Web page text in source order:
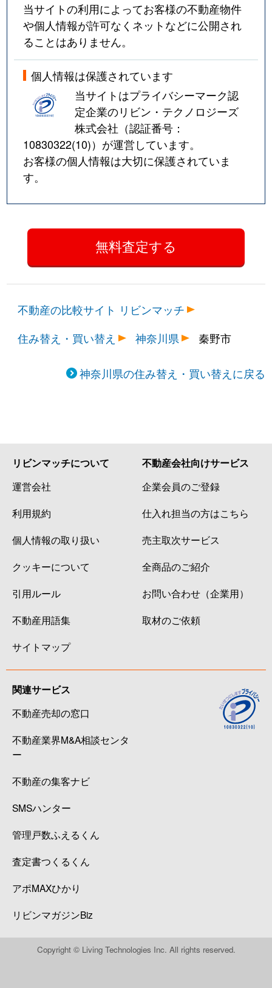
当サイトの利用によってお客様の不動産物件
や個人情報が許可なくネットなどに公開され
ることはありません。
個人情報は保護されています
当サイトはプライバシーマーク認
定企業のリビン・テクノロジーズ
株式会社（認証番号：
10830322(10)）が運営しています。
お客様の個人情報は大切に保護されていま
す。
不動産の比較サイト リビンマッチ
住み替え・買い替え
神奈川県 秦野市
神奈川県の住み替え・買い替えに戻る
リビンマッチについて
運営会社
利用規約
個人情報の取り扱い
クッキーについて
引用ルール
不動産用語集
サイトマップ
不動産会社向けサービス
企業会員のご登録
仕入れ担当の方はこちら
売主取次サービス
全商品のご紹介
お問い合わせ（企業用）
取材のご依頼
関連サービス
不動産売却の窓口
不動産業界M&A相談センタ
ー
不動産の集客ナビ
SMSハンター
管理戸数ふえるくん
査定書つくるくん
アポMAXひかり
リビンマガジンBiz
Copyright © Living Technologies Inc. All rights reserved.